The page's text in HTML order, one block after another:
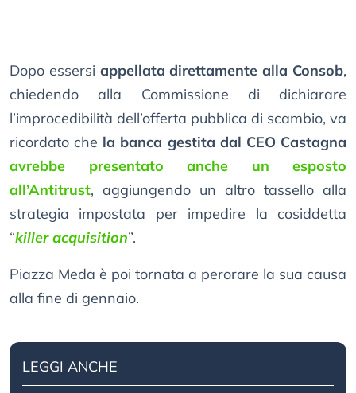
Dopo essersi appellata direttamente alla Consob,
chiedendo alla Commissione di dichiarare
l’improcedibilità dell’offerta pubblica di scambio, va
ricordato che la banca gestita dal CEO Castagna
avrebbe presentato anche un esposto
all’Antitrust, aggiungendo un altro tassello alla
strategia impostata per impedire la cosiddetta
“killer acquisition”.
Piazza Meda è poi tornata a perorare la sua causa
alla fine di gennaio.
LEGGI ANCHE